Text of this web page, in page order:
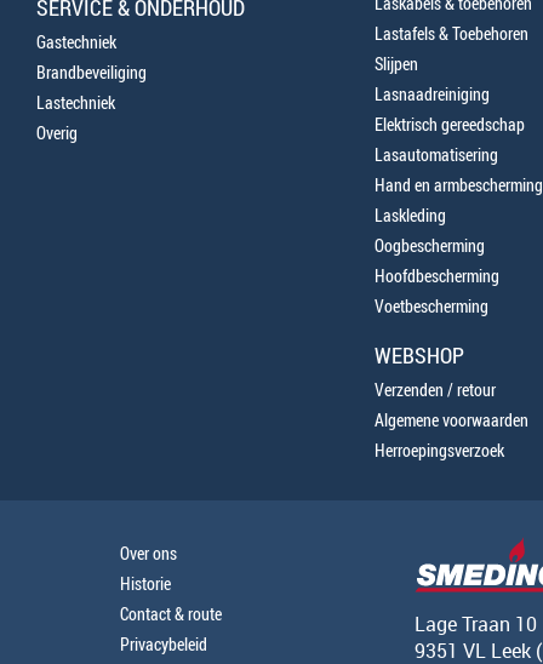
SERVICE & ONDERHOUD
Gastechniek
Brandbeveiliging
Lastechniek
Overig
Lastafels & Toebehoren
Slijpen
Lasnaadreiniging
Elektrisch gereedschap
Lasautomatisering
Hand en armbescherming
Laskleding
Oogbescherming
Hoofdbescherming
Voetbescherming
WEBSHOP
Verzenden / retour
Algemene voorwaarden
Herroepingsverzoek
Over ons
Historie
Contact & route
Privacybeleid
Lage Traan 10
9351 VL Leek